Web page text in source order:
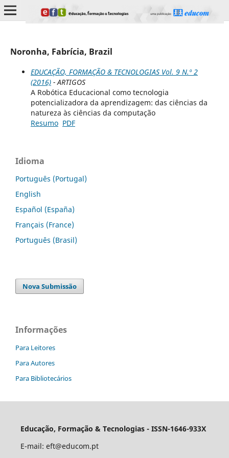
Noronha, Fabrícia, Brazil
EDUCAÇÃO, FORMAÇÃO & TECNOLOGIAS Vol. 9 N.º 2
(2016)- ARTIGOS
A Robótica Educacional como tecnologia
potencializadora da aprendizagem: das ciências da
natureza às ciências da computação
Resumo PDF
Idioma
Português (Portugal)
English
Español (España)
Français (France)
Português (Brasil)
Nova Submissão
Informações
Para Leitores
Para Autores
Para Bibliotecários
Educação, Formação & Tecnologias - ISSN-1646-933X
E-mail: eft@educom.pt